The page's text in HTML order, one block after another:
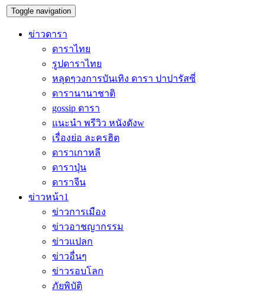
Toggle navigation
ข่าวดารา
ดาราไทย
รูปดาราไทย
หลุดๆวงการบันเทิง ดารา ปาปารัสซี่
ดารานานาชาติ
gossip ดารา
แนะนำ พรีวิว หนังดังw
เรื่องย่อ ละครฮิต
ดาราเกาหลี
ดาราปุ่น
ดาราจีน
ข่าวหน้า1
ข่าวการเมือง
ข่าวอาชญากรรม
ข่าวแปลก
ข่าวอื่นๆ
ข่าวรอบโลก
ภัยพิบัติ